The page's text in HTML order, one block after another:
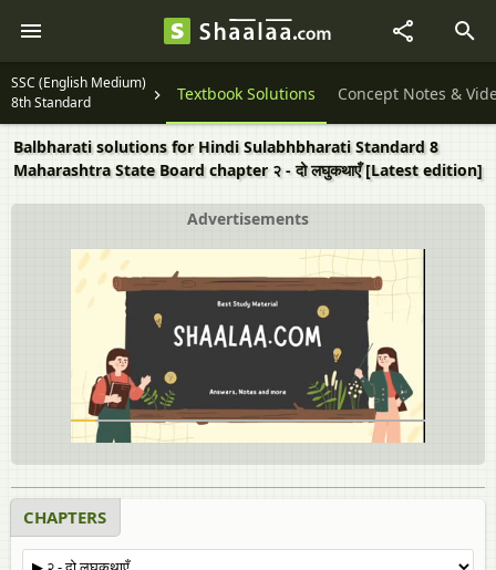
SSC (English Medium)
8th Standard
Textbook Solutions Concept Notes &
Balbharati solutions for Hindi Sulabhbharati Standard 8
Maharashtra State Board chapter २ - दो लघुकथाएँ [Latest edition]
Advertisements
CHAPTERS